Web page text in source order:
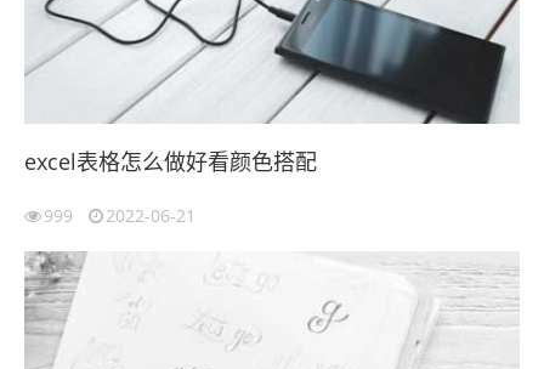
excel表格怎么做好看颜色搭配
999 2022-06-21